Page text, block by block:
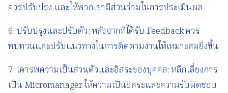
ควรปรับปรุง และให้พวกเขามีส่วนร่วมในการประเมินผล
6. ปรับปรุงและปรับตัว: หลังจากที่ได้รับ Feedback ควร
ทบทวนและปรับแนวทางในการติดตามงานให้เหมาะสมยิ่งขึ้น
7. เคารพความเป็นส่วนตัวและอิสระของบุคคล: หลีกเลี่ยงการ
เป็น Micromanager ให้ความเป็นอิสระและความรับผิดชอบ